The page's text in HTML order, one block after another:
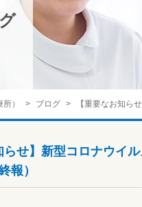
） ブログ 【重要なお知ら
らせ】新型コロナウイ
報）